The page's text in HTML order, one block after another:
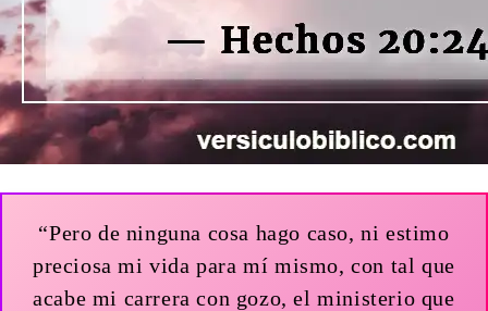
“Pero de ninguna cosa hago caso, ni estimo
preciosa mi vida para mí mismo, con tal que
acabe mi carrera con gozo, el ministerio que